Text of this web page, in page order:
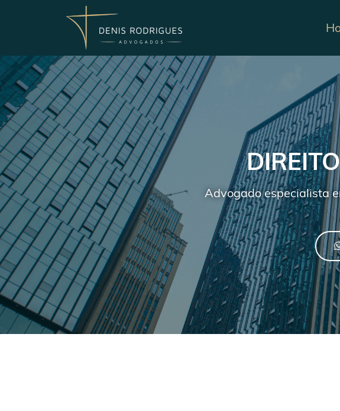
Advogado especialista